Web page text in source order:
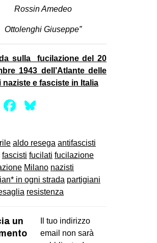
Rossin Amedeo
Ottolenghi Giuseppe”
sulla fucilazione del 20
1943 dell’Atlante delle
naziste e fasciste in Italia
Mastodon
Facebook
aldo resega antifascisti
fascisti fucilati fucilazione
Milano nazisti
in ogni strada partigiani
resistenza
un
Il tuo indirizzo
email non sarà